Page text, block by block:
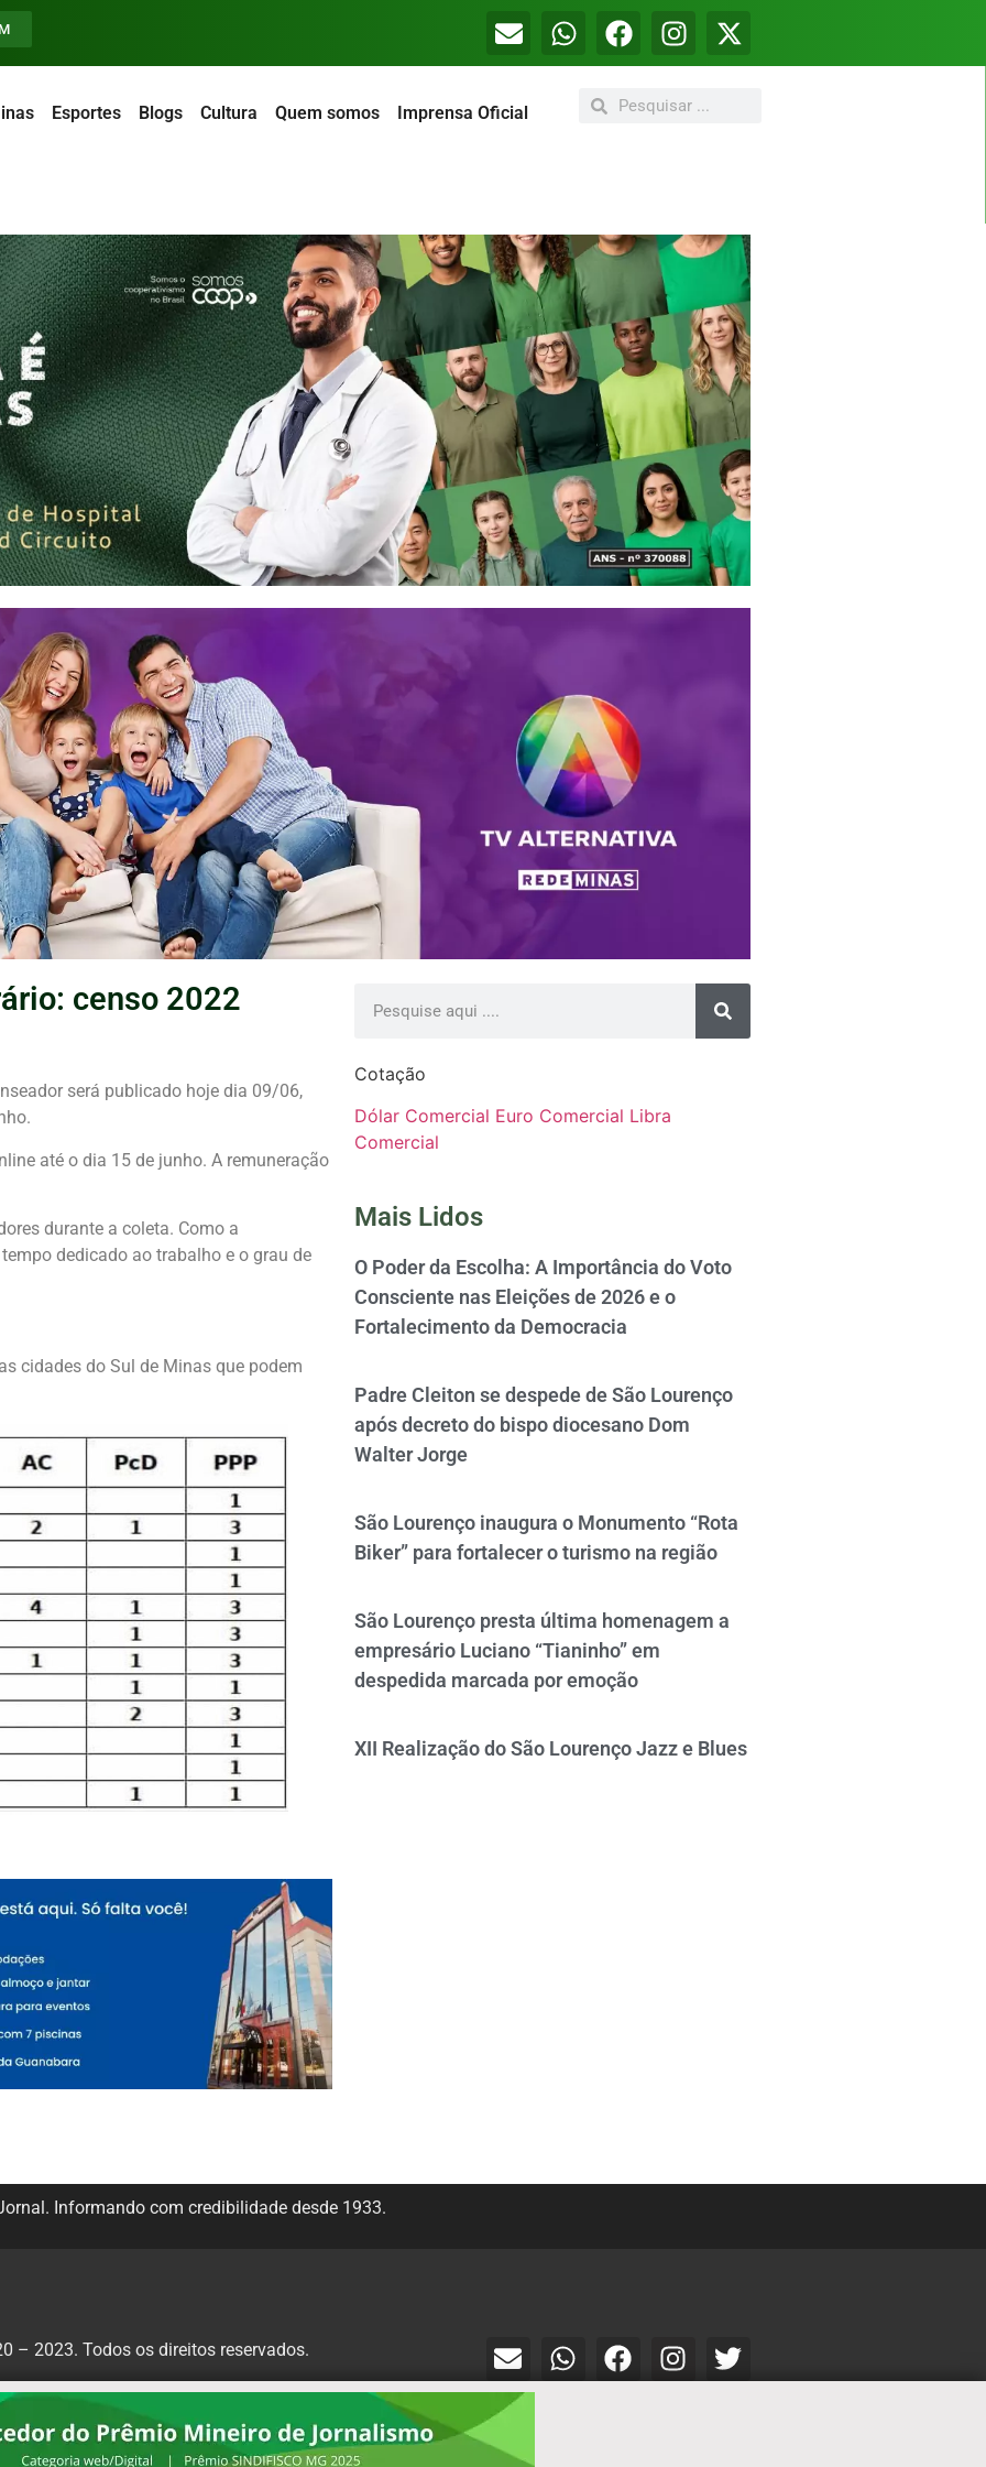
Esportes Blogs Cultura Quem somos Imprensa Oficial
censo 2022
será publicado hoje dia 09/06,
até o dia 15 de junho. A remuneração
durante a coleta. Como a
dedicado ao trabalho e o grau de
cidades do Sul de Minas que podem
Cotação
Dólar Comercial Euro Comercial Libra
Comercial
Mais Lidos
O Poder da Escolha: A Importância do Voto
Consciente nas Eleições de 2026 e o
Fortalecimento da Democracia
Padre Cleiton se despede de São Lourenço
após decreto do bispo diocesano Dom
Walter Jorge
São Lourenço inaugura o Monumento “Rota
Biker” para fortalecer o turismo na região
São Lourenço presta última homenagem a
empresário Luciano “Tianinho” em
despedida marcada por emoção
XII Realização do São Lourenço Jazz e Blues
Informando com credibilidade desde 1933.
– 2023. Todos os direitos reservados.